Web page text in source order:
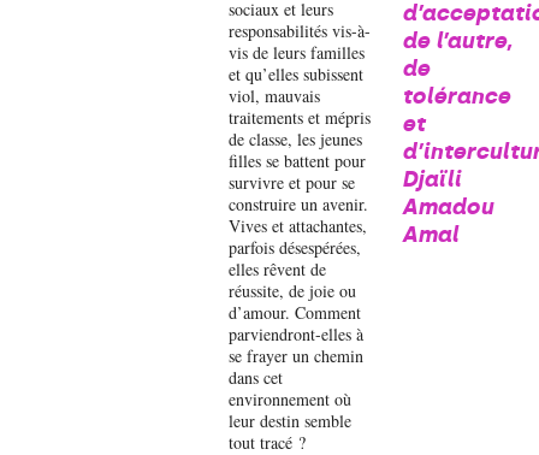
sociaux et leurs
responsabilités vis-à-
vis de leurs familles
et qu’elles subissent
viol, mauvais
traitements et mépris
de classe, les jeunes
filles se battent pour
survivre et pour se
construire un avenir.
Vives et attachantes,
parfois désespérées,
elles rêvent de
réussite, de joie ou
d’amour. Comment
parviendront-elles à
se frayer un chemin
dans cet
environnement où
leur destin semble
tout tracé ?
de l’autre,
de
tolérance
et
Djaïli
Amadou
Amal